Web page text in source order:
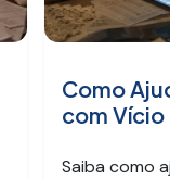
Como
com Vício
Saiba como